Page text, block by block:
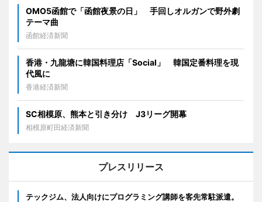
OMO5函館で「函館夜景の日」 手回しオルガンで野外劇
テーマ曲
函館経済新聞
香港・九龍塘に韓国料理店「Social」 韓国定番料理を現
代風に
香港経済新聞
SC相模原、熊本と引き分け J3リーグ開幕
相模原町田経済新聞
プレスリリース
テックジム、法人向けにプログラミング講師を客先常駐派遣。